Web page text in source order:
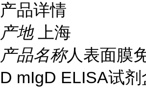
产品详情
产地
上海
产品名称人表面膜
D mIgD ELISA试剂